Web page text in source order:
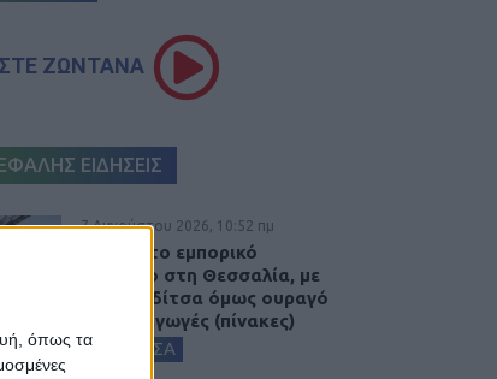
όπως τα
ΖΩΝΤΑΝΑ
ΕΙΔΗΣΕΙΣ
7 Αυγούστου 2026, 10:52 πμ
Θετικό το εμπορικό
ισοζύγιο στη Θεσσαλία, με
την Καρδίτσα όμως ουραγό
στις εξαγωγές (πίνακες)
ΚΑΡΔΙΤΣΑ